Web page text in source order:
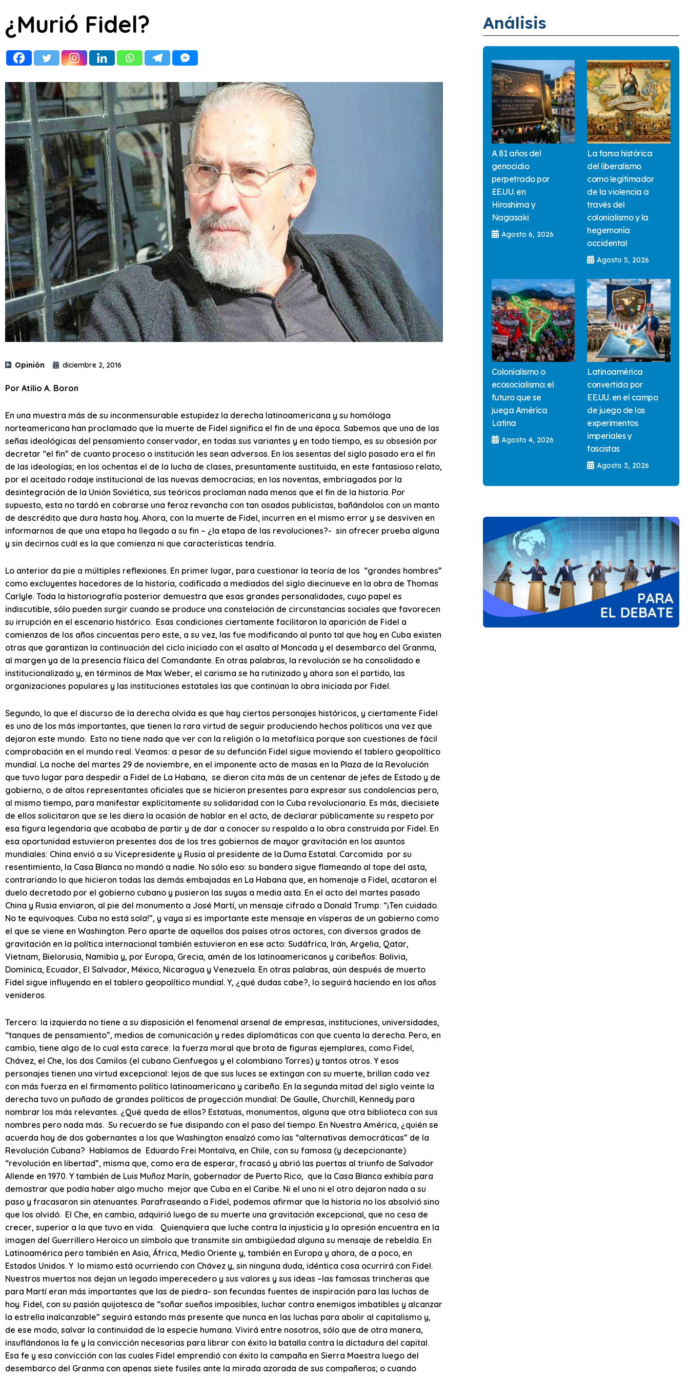
¿Murió Fidel?
Opinión diciembre 2, 2016
Por Atilio A. Boron
En una muestra más de su inconmensurable estupidez la derecha latinoamericana y su homóloga
norteamericana han proclamado que la muerte de Fidel significa el fin de una época. Sabemos que una de las
señas ideológicas del pensamiento conservador, en todas sus variantes y en todo tiempo, es su obsesión por
decretar “el fin” de cuanto proceso o institución les sean adversos. En los sesentas del siglo pasado era el fin
de las ideologías; en los ochentas el de la lucha de clases, presuntamente sustituida, en este fantasioso relato,
por el aceitado rodaje institucional de las nuevas democracias; en los noventas, embriagados por la
desintegración de la Unión Soviética, sus teóricos proclaman nada menos que el fin de la historia. Por
supuesto, esta no tardó en cobrarse una feroz revancha con tan osados publicistas, bañándolos con un manto
de descrédito que dura hasta hoy. Ahora, con la muerte de Fidel, incurren en el mismo error y se desviven en
informarnos de que una etapa ha llegado a su fin – ¿la etapa de las revoluciones?- sin ofrecer prueba alguna
y sin decirnos cuál es la que comienza ni que características tendría.
Lo anterior da pie a múltiples reflexiones. En primer lugar, para cuestionar la teoría de los “grandes hombres”
como excluyentes hacedores de la historia, codificada a mediados del siglo diecinueve en la obra de Thomas
Carlyle. Toda la historiografía posterior demuestra que esas grandes personalidades, cuyo papel es
indiscutible, sólo pueden surgir cuando se produce una constelación de circunstancias sociales que favorecen
su irrupción en el escenario histórico. Esas condiciones ciertamente facilitaron la aparición de Fidel a
comienzos de los años cincuentas pero este, a su vez, las fue modificando al punto tal que hoy en Cuba existen
otras que garantizan la continuación del ciclo iniciado con el asalto al Moncada y el desembarco del Granma,
al margen ya de la presencia física del Comandante. En otras palabras, la revolución se ha consolidado e
institucionalizado y, en términos de Max Weber, el carisma se ha rutinizado y ahora son el partido, las
organizaciones populares y las instituciones estatales las que continúan la obra iniciada por Fidel.
Segundo, lo que el discurso de la derecha olvida es que hay ciertos personajes históricos, y ciertamente Fidel
es uno de los más importantes, que tienen la rara virtud de seguir produciendo hechos políticos una vez que
dejaron este mundo. Esto no tiene nada que ver con la religión o la metafísica porque son cuestiones de fácil
comprobación en el mundo real. Veamos: a pesar de su defunción Fidel sigue moviendo el tablero geopolítico
mundial. La noche del martes 29 de noviembre, en el imponente acto de masas en la Plaza de la Revolución
que tuvo lugar para despedir a Fidel de La Habana, se dieron cita más de un centenar de jefes de Estado y de
gobierno, o de altos representantes oficiales que se hicieron presentes para expresar sus condolencias pero,
al mismo tiempo, para manifestar explícitamente su solidaridad con la Cuba revolucionaria. Es más, diecisiete
de ellos solicitaron que se les diera la ocasión de hablar en el acto, de declarar públicamente su respeto por
esa figura legendaria que acababa de partir y de dar a conocer su respaldo a la obra construida por Fidel. En
esa oportunidad estuvieron presentes dos de los tres gobiernos de mayor gravitación en los asuntos
mundiales: China envió a su Vicepresidente y Rusia al presidente de la Duma Estatal. Carcomida por su
resentimiento, la Casa Blanca no mandó a nadie. No sólo eso: su bandera sigue flameando al tope del asta,
contrariando lo que hicieron todas las demás embajadas en La Habana que, en homenaje a Fidel, acataron el
duelo decretado por el gobierno cubano y pusieron las suyas a media asta. En el acto del martes pasado
China y Rusia enviaron, al pie del monumento a José Martí, un mensaje cifrado a Donald Trump: “¡Ten cuidado.
No te equivoques. Cuba no está sola!”, y vaya si es importante este mensaje en vísperas de un gobierno como
el que se viene en Washington. Pero aparte de aquellos dos países otros actores, con diversos grados de
gravitación en la política internacional también estuvieron en ese acto: Sudáfrica, Irán, Argelia, Qatar,
Vietnam, Bielorusia, Namibia y, por Europa, Grecia, amén de los latinoamericanos y caribeños: Bolivia,
Dominica, Ecuador, El Salvador, México, Nicaragua y Venezuela. En otras palabras, aún después de muerto
Fidel sigue influyendo en el tablero geopolítico mundial. Y, ¿qué dudas cabe?, lo seguirá haciendo en los años
venideros.
Tercero: la izquierda no tiene a su disposición el fenomenal arsenal de empresas, instituciones, universidades,
“tanques de pensamiento”, medios de comunicación y redes diplomáticas con que cuenta la derecha. Pero, en
cambio, tiene algo de lo cual esta carece: la fuerza moral que brota de figuras ejemplares, como Fidel,
Chávez, el Che, los dos Camilos (el cubano Cienfuegos y el colombiano Torres) y tantos otros. Y esos
personajes tienen una virtud excepcional: lejos de que sus luces se extingan con su muerte, brillan cada vez
con más fuerza en el firmamento político latinoamericano y caribeño. En la segunda mitad del siglo veinte la
derecha tuvo un puñado de grandes políticos de proyección mundial: De Gaulle, Churchill, Kennedy para
nombrar los más relevantes. ¿Qué queda de ellos? Estatuas, monumentos, alguna que otra biblioteca con sus
nombres pero nada más. Su recuerdo se fue disipando con el paso del tiempo. En Nuestra América, ¿quién se
acuerda hoy de dos gobernantes a los que Washington ensalzó como las “alternativas democráticas” de la
Revolución Cubana? Hablamos de Eduardo Frei Montalva, en Chile, con su famosa (y decepcionante)
“revolución en libertad”, misma que, como era de esperar, fracasó y abrió las puertas al triunfo de Salvador
Allende en 1970. Y también de Luis Muñoz Marín, gobernador de Puerto Rico, que la Casa Blanca exhibía para
demostrar que podía haber algo mucho mejor que Cuba en el Caribe. Ni el uno ni el otro dejaron nada a su
paso y fracasaron sin atenuantes. Parafraseando a Fidel, podemos afirmar que la historia no los absolvió sino
que los olvidó. El Che, en cambio, adquirió luego de su muerte una gravitación excepcional, que no cesa de
crecer, superior a la que tuvo en vida. Quienquiera que luche contra la injusticia y la opresión encuentra en la
imagen del Guerrillero Heroico un símbolo que transmite sin ambigüedad alguna su mensaje de rebeldía. En
Latinoamérica pero también en Asia, África, Medio Oriente y, también en Europa y ahora, de a poco, en
Estados Unidos. Y lo mismo está ocurriendo con Chávez y, sin ninguna duda, idéntica cosa ocurrirá con Fidel.
Nuestros muertos nos dejan un legado imperecedero y sus valores y sus ideas –las famosas trincheras que
para Martí eran más importantes que las de piedra- son fecundas fuentes de inspiración para las luchas de
hoy. Fidel, con su pasión quijotesca de “soñar sueños imposibles, luchar contra enemigos imbatibles y alcanzar
la estrella inalcanzable” seguirá estando más presente que nunca en las luchas para abolir al capitalismo y,
de ese modo, salvar la continuidad de la especie humana. Vivirá entre nosotros, sólo que de otra manera,
insuflándonos la fe y la convicción necesarias para librar con éxito la batalla contra la dictadura del capital.
Esa fe y esa convicción con las cuales Fidel emprendió con éxito la campaña en Sierra Maestra luego del
desembarco del Granma con apenas siete fusiles ante la mirada azorada de sus compañeros; o cuando
Análisis
A 81 años del
genocidio
perpetrado por
EE.UU. en
Hiroshima y
Nagasaki
Agosto 6, 2026
La farsa histórica
del liberalismo
como legitimador
de la violencia a
través del
colonialismo y la
hegemonía
occidental
Agosto 5, 2026
Colonialismo o
ecosocialismo: el
futuro que se
juega América
Latina
Agosto 4, 2026
Latinoamérica
convertida por
EE.UU. en el campo
de juego de los
experimentos
imperiales y
fascistas
Agosto 3, 2026